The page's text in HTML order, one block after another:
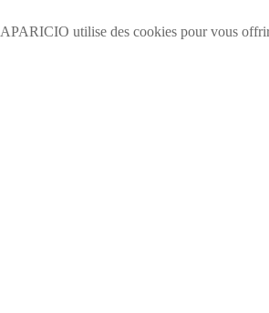
APARICIO utilise des cookies pour vous